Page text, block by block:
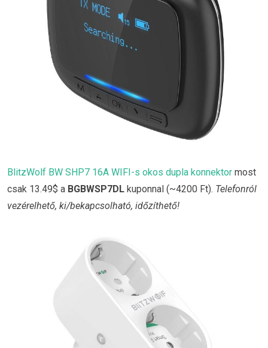
BlitzWolf BW SHP7 16A WIFI-s okos dupla konnektor most
csak 13.49$ a BGBWSP7DL kuponnal (~4200 Ft). Telefonról
vezérelhető, ki/bekapcsolható, időzíthető!